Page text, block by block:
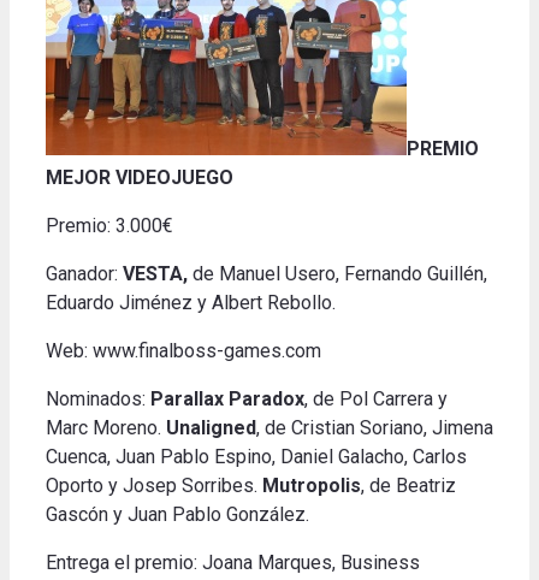
PREMIO
MEJOR VIDEOJUEGO
Premio: 3.000€
Ganador: VESTA, de Manuel Usero, Fernando Guillén,
Eduardo Jiménez y Albert Rebollo.
Web: www.finalboss-games.com
Nominados: Parallax Paradox, de Pol Carrera y
Marc Moreno. Unaligned, de Cristian Soriano, Jimena
Cuenca, Juan Pablo Espino, Daniel Galacho, Carlos
Oporto y Josep Sorribes. Mutropolis, de Beatriz
Gascón y Juan Pablo González.
Entrega el premio: Joana Marques, Business